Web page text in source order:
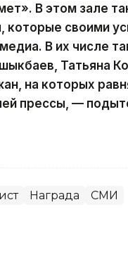
В этом зале
которые своими
В их числе
Татьяна
на которых
прессы, —
Награда СМИ